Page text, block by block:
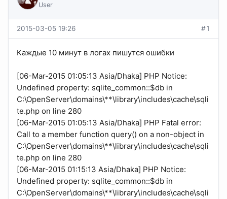
User
2015-03-05 19:26 #1
Каждые 10 минут в логах пишутся ошибки
[06-Mar-2015 01:05:13 Asia/Dhaka] PHP Notice:
Undefined property: sqlite_common::$db in
C:\OpenServer\domains\**\library\includes\cache\sqli
te.php on line 280
[06-Mar-2015 01:05:13 Asia/Dhaka] PHP Fatal error:
Call to a member function query() on a non-object in
C:\OpenServer\domains\**\library\includes\cache\sqli
te.php on line 280
[06-Mar-2015 01:15:13 Asia/Dhaka] PHP Notice:
Undefined property: sqlite_common::$db in
C:\OpenServer\domains\**\library\includes\cache\sqli